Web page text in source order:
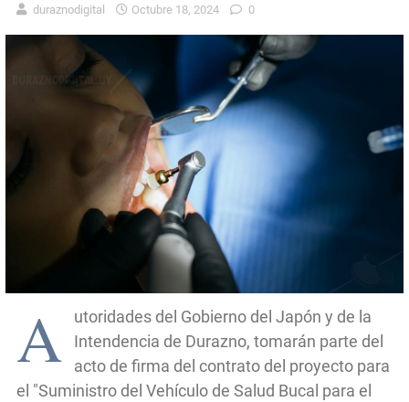
duraznodigital Octubre 18, 2024 0
A
utoridades del Gobierno del Japón y de la
Intendencia de Durazno, tomarán parte del
acto de firma del contrato del proyecto para
el "Suministro del Vehículo de Salud Bucal para el